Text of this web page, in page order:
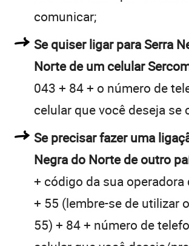
comunicar;
Se quiser ligar para Serra
Norte de um celular
043 + 84 + o número de
celular que você deseja se
Se precisar fazer uma
Negra do Norte de outro
+ código da sua operadora
+ 55 (lembre-se de utilizar
55) + 84 + número de